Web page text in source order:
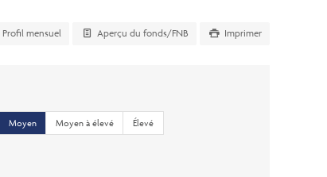
Profil mensuel Aperçu du fonds/FNB Imprimer
Moyen Moyen à élevé Élevé